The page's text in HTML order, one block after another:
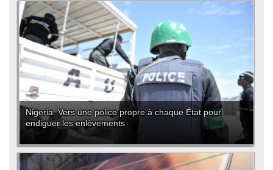
Nigeria: Vers une police propre à chaque État pour
endiguer les enlèvements